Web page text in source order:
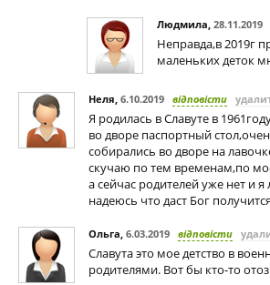
Людмила, 28.11.2019
Неправда,в 2019г
маленьких деток
Неля, 6.10.2019 відповісти
Я родилась в Славуте в
во дворе паспортный
собирались во дворе на
скучаю по тем временам,по
а сейчас родителей уже нет и
надеюсь что даст Бог
Ольга, 6.03.2019 відповісти
Славута это мое детство в
родителями. Вот бы кто-то